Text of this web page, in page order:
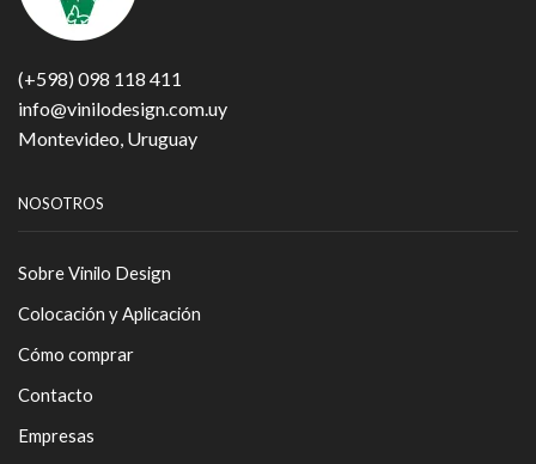
(+598) 098 118 411
info@vinilodesign.com.uy
Montevideo, Uruguay
NOSOTROS
Sobre Vinilo Design
Colocación y Aplicación
Cómo comprar
Contacto
Empresas